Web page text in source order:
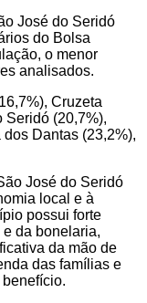
José do Seridó
do Bolsa
o menor
analisados.
Cruzeta
Seridó (20,7%),
Dantas (23,2%),
José do Seridó
local e à
possui forte
da bonelaria,
da mão de
das famílias e